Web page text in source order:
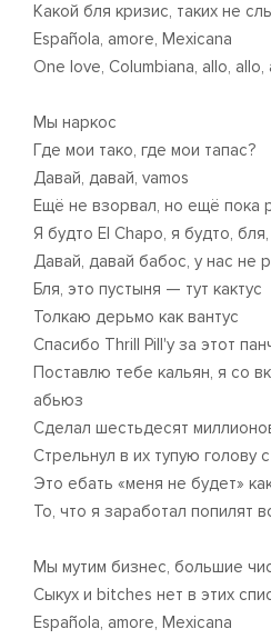
Какой бля кризис, таких не
Española, amore, Mexicana
One love, Columbiana, allo, allo,
Мы наркос
Где мои тако, где мои тапас?
Давай, давай, vamos
Ещё не взорвал, но ещё пока
Я будто El Chapo, я будто,
Давай, давай бабос, у нас не
Бля, это пустыня — тут кактус
Толкаю дерьмо как вантус
Спасибо Thrill Pill'у за этот
Поставлю тебе кальян, я со
абьюз
Сделал шестьдесят
Стрельнул в их тупую голову
Это ебать «меня не будет»
То, что я заработал попилят
Мы мутим бизнес, большие
Сыкух и bitches нет в этих
Española, amore, Mexicana